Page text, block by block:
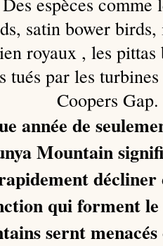
satin bower
royaux , les pittas
tués par les
Coopers Gap.
année de
Mountain
décliner
qui forment
sernt